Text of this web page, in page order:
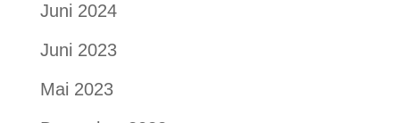
Juni 2024
Juni 2023
Mai 2023